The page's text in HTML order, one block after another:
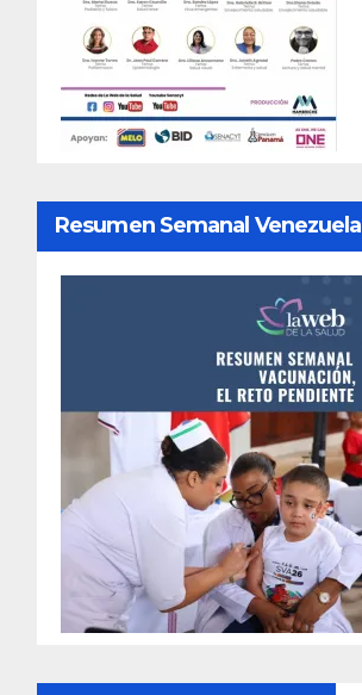
Resumen Semanal Venezuela